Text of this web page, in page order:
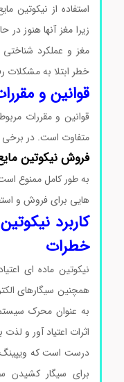
استفاده از نیکوتین
زیرا مغز آنها هنوز در
مغز و عملکرد شناختی
خطر ابتلا به مشکلات
قوانین و
قوانین و مقررات
متفاوت است. در برخی
فروش نیکوتین مایع
به طور کامل ممنوع
هایی برای فروش و
کاربرد
خطرات
نیکوتین ماده ای
همچنین سیگارهای
به عنوان محرک
اثرات اعتیاد آور و
درست است که ویپینگ به
برای سیگار کشیدن